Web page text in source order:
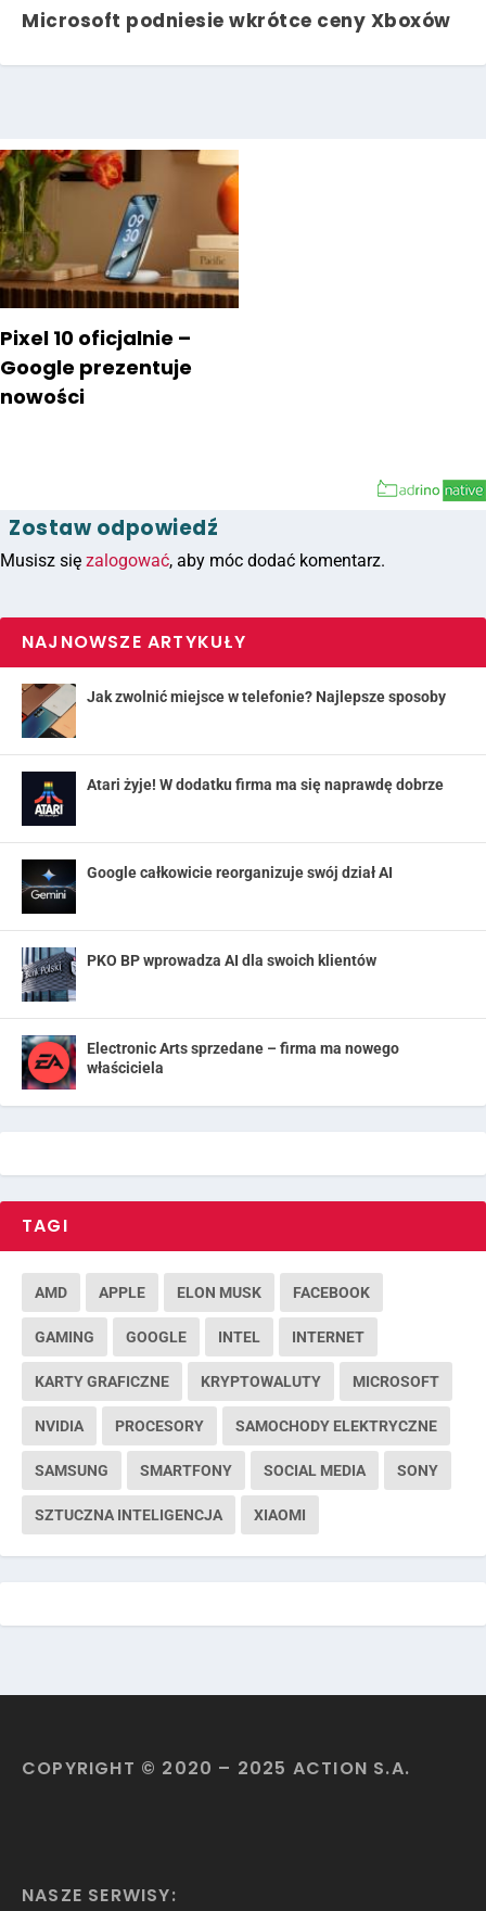
Microsoft podniesie wkrótce ceny Xboxów
Pixel 10 oficjalnie –
Google prezentuje
nowości
Zostaw odpowiedź
Musisz się zalogować, aby móc dodać komentarz.
NAJNOWSZE ARTYKUŁY
Jak zwolnić miejsce w telefonie? Najlepsze sposoby
Atari żyje! W dodatku firma ma się naprawdę dobrze
Google całkowicie reorganizuje swój dział AI
PKO BP wprowadza AI dla swoich klientów
Electronic Arts sprzedane – firma ma nowego
właściciela
TAGI
AMD APPLE ELON MUSK FACEBOOK
GAMING GOOGLE INTEL INTERNET
KARTY GRAFICZNE KRYPTOWALUTY MICROSOFT
NVIDIA PROCESORY SAMOCHODY ELEKTRYCZNE
SAMSUNG SMARTFONY SOCIAL MEDIA SONY
SZTUCZNA INTELIGENCJA XIAOMI
COPYRIGHT © 2020 – 2025 ACTION S.A.
NASZE SERWISY: